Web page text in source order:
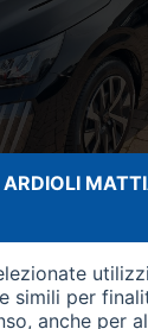
simili per
anche per